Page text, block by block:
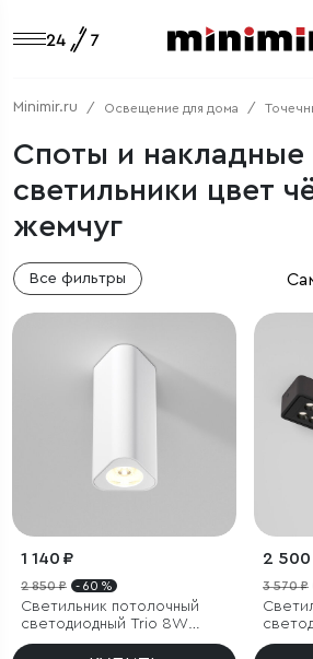
Minimir.ru Освещение для дома
Споты и накладные
светильники цвет
жемчуг
Все фильтры
1 140 ₽
2 850 ₽ - 60 %
Светильник потолочный
светодиодный Trio 8W
3000K белый
2 500
3 570 ₽